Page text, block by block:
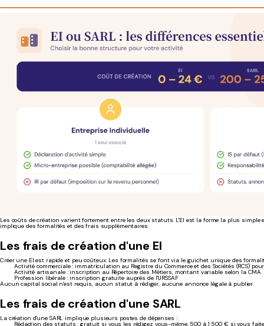
Les coûts de création varient fortement entre les deux statuts. L'EI est la forme la plus simple
implique des formalités et des frais supplémentaires.
Les frais de création d'une EI
Créer une EI est rapide et peu coûteux. Les formalités se font via le guichet unique des
Activité commerciale : immatriculation au Registre du Commerce et des Sociétés (RCS)
Activité artisanale : inscription au Répertoire des Métiers, montant variable selon la CMA
Profession libérale : inscription gratuite auprès de l'URSSAF
Aucun capital social n'est requis, aucun statut à rédiger, aucune annonce légale à publier.
Les frais de création d'une SARL
La création d'une SARL implique plusieurs postes de dépenses :
Rédaction des statuts : gratuit si vous les rédigez vous-même, 500 à 1 500 € si vous